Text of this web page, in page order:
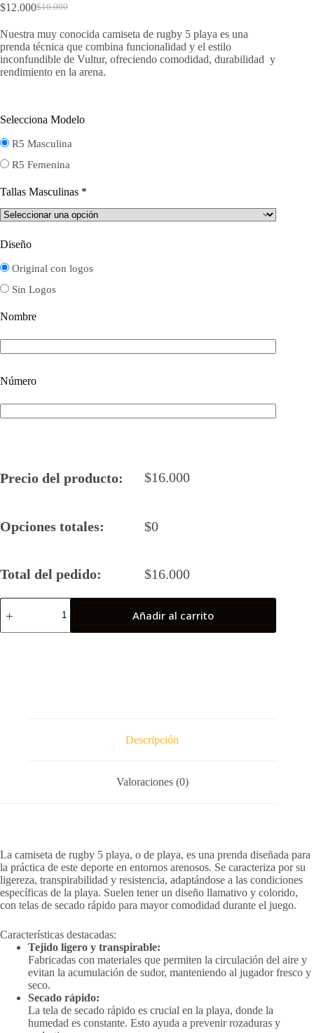
$16.000
El
original
era:
$16.000.
$12.000El
actual
es:
$12.000.
Nuestra muy conocida camiseta de rugby 5 playa es una
prenda técnica que combina funcionalidad y el estilo
inconfundible de Vultur, ofreciendo comodidad, durabilidad y
rendimiento en la arena.
Selecciona Modelo
R5 Masculina
R5 Femenina
Tallas Masculinas *
Diseño
Original con logos
Sin Logos
Nombre
Número
Precio del producto: $16.000
Opciones totales: $0
Total del pedido: $16.000
Camiseta
Rugby
Añadir al carrito
Descripción
Valoraciones (0)
La camiseta de rugby 5 playa, o de playa, es una prenda diseñada para
la práctica de este deporte en entornos arenosos. Se caracteriza por su
ligereza, transpirabilidad y resistencia, adaptándose a las condiciones
específicas de la playa. Suelen tener un diseño llamativo y colorido,
con telas de secado rápido para mayor comodidad durante el juego.
Características destacadas:
Tejido ligero y transpirable:
Fabricadas con materiales que permiten la circulación del aire y
evitan la acumulación de sudor, manteniendo al jugador fresco y
seco.
Secado rápido:
La tela de secado rápido es crucial en la playa, donde la
humedad es constante. Esto ayuda a prevenir rozaduras y